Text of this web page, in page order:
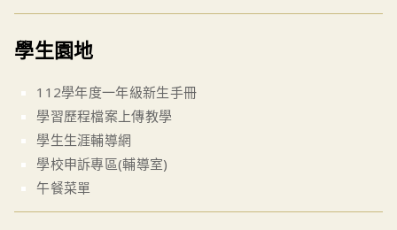
學生園地
112學年度一年級新生手冊
學習歷程檔案上傳教學
學生生涯輔導網
學校申訴專區(輔導室)
午餐菜單